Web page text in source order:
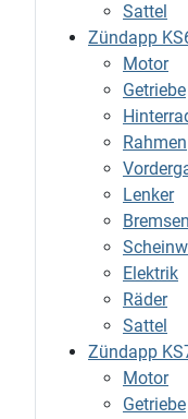
Sattel
Zündapp
Motor
Getriebe
Rahmen
Lenker
Bremsen
Elektrik
Räder
Sattel
Zündapp
Motor
Getriebe